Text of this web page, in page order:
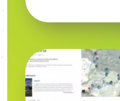
Voir l'article
Image